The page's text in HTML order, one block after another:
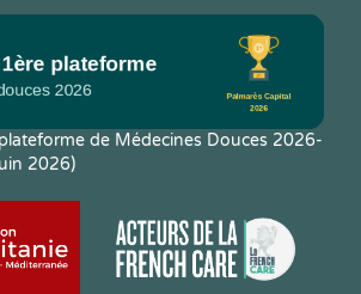
de Médecines Douces 2026-
2026)